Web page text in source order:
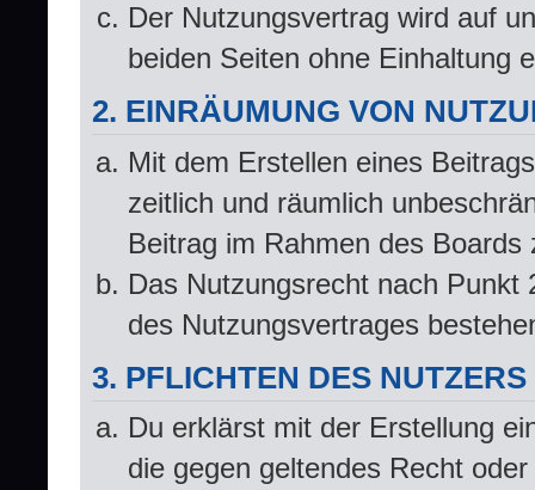
Der Nutzungsvertrag wird auf
beiden Seiten ohne Einhaltung
2. EINRÄUMUNG VON
Mit dem Erstellen eines
zeitlich und räumlich
Beitrag im Rahmen des Boards
Das Nutzungsrecht nach
des Nutzungsvertrages
3. PFLICHTEN DES NUTZERS
Du erklärst mit der Erstellung
die gegen geltendes Recht